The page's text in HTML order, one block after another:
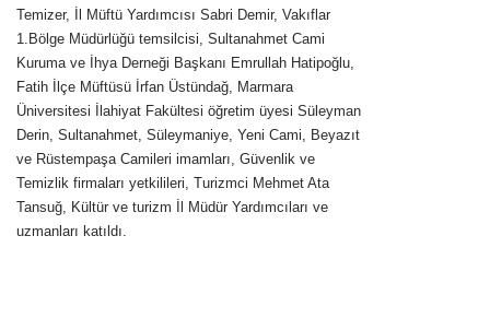
Temizer, İl Müftü Yardımcısı Sabri Demir, Vakıflar
1.Bölge Müdürlüğü temsilcisi, Sultanahmet Cami
Kuruma ve İhya Derneği Başkanı Emrullah Hatipoğlu,
Fatih İlçe Müftüsü İrfan Üstündağ, Marmara
Üniversitesi İlahiyat Fakültesi öğretim üyesi Süleyman
Derin, Sultanahmet, Süleymaniye, Yeni Cami, Beyazıt
ve Rüstempaşa Camileri imamları, Güvenlik ve
Temizlik firmaları yetkilileri, Turizmci Mehmet Ata
Tansuğ, Kültür ve turizm İl Müdür Yardımcıları ve
uzmanları katıldı.